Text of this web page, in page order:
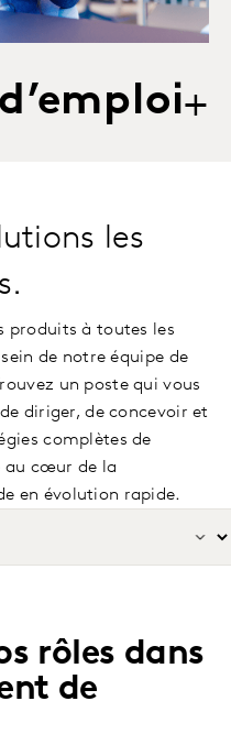
+
les
produits à toutes les
de notre équipe de
un poste qui vous
diriger, de concevoir et
complètes de
au cœur de la
en évolution rapide.
rôles dans
de